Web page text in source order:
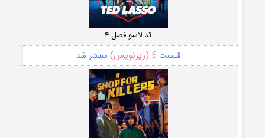
تد لاسو فصل ۴
قسمت 6 (زیرنویس) منتشر شد